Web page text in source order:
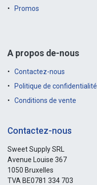
Promos
A propos de-nous
Contactez-nous
Politique de confidentialité
Conditions de vente
Contactez-nous
Sweet Supply SRL
Avenue Louise 367
1050 Bruxelles
TVA BE0781 334 703